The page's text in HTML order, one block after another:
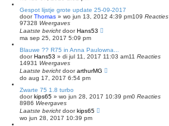
Gespot lijstje grote update 25-09-2017
doorThomas » wo jun 13, 2012 4:39 pm109 Reacties
97328 Weergaves
Laatste bericht doorHans53
ma sep 25, 2017 5:09 pm
Blauwe ?? R75 in Anna Paulowna...
doorHans53 » di jul 11, 2017 11:03 am11 Reacties
14931 Weergaves
Laatste bericht doorarthurMG
do aug 17, 2017 6:54 pm
Zwarte 75 1.8 turbo
doorkips65 » wo jun 28, 2017 10:39 pm0 Reacties
8986 Weergaves
Laatste bericht doorkips65
wo jun 28, 2017 10:39 pm